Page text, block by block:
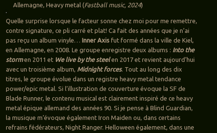
Allemagne, Heavy metal (Fastball music, 2024)
Quelle surprise lorsque le facteur sonne chez moi pour me remettre,
contre signature, ce pli carré et plat! Ca fait des années que je n’ai
pas reçu un album vinyle… Inner Axisfut formé dans la ville de Kiel,
en Allemagne, en 2008. Le groupe enregistre deux albums : Into the
stormen 2011 et We live by the steelen 2017 et revient aujourd’hui
avec un troisième album, Midnight forces. Tout au long des dix
titres, le groupe évolue dans un registre heavy metal tendance
power/epic metal. Si l’illustration de couverture évoque la SF de
Blade Runner, le contenu musical est clairement inspiré de ce heavy
metal épique allemand des années 90. Si je pense à Blind Guardian,
la musique m’évoque également Iron Maiden ou, dans certains
refrains fédérateurs, Night Ranger. Helloween également, dans une